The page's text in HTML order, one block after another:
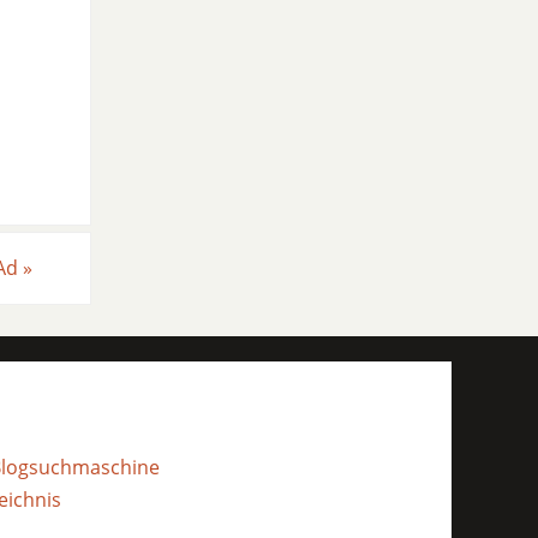
»